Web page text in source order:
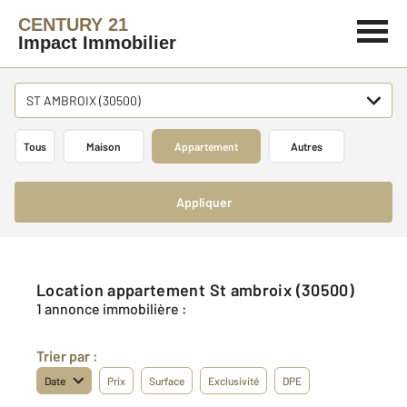
CENTURY 21
Impact Immobilier
ST AMBROIX (30500)
Tous Maison Appartement Autres
Appliquer
Location appartement St ambroix (30500)
1 annonce immobilière :
Trier par :
Date Prix Surface Exclusivité DPE